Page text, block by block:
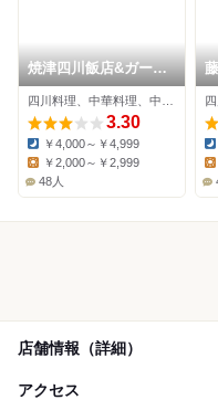
焼津四川飯店&ガーデ
ンズ
3.30
Dinner:
￥4,000～￥4,999
Lunch:
￥2,000～￥2,999
48人
店舗情報（詳細）
アクセス